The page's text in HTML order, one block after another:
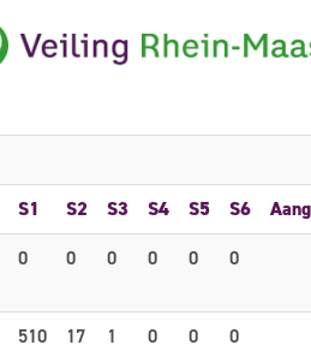
S1 S2 S3 S4 S5 S6
0 0 0 0 0 0
510 17 1 0 0 0